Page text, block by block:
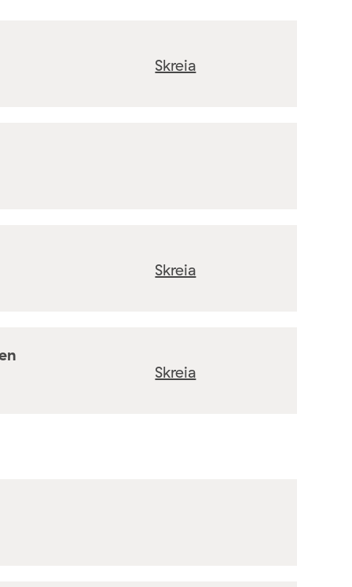
Skreia
Skreia
Skreia